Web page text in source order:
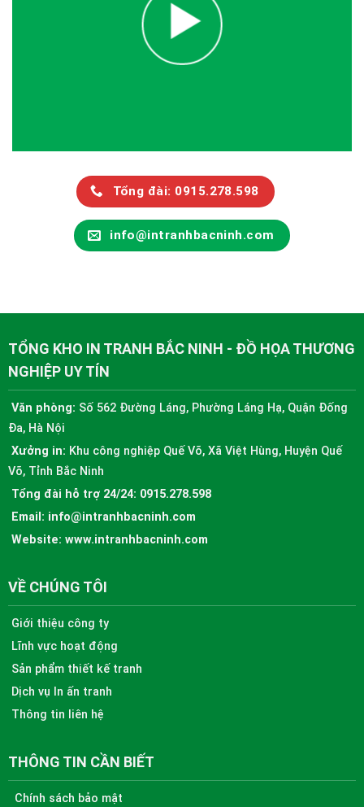
Tổng đài: 0915.278.598
info@intranhbacninh.com
TỔNG KHO IN TRANH BẮC NINH - ĐỒ HỌA THƯƠNG
NGHIỆP UY TÍN
Văn phòng: Số 562 Đường Láng, Phường Láng Hạ, Quận Đống
Đa, Hà Nội
Xưởng in: Khu công nghiệp Quế Võ, Xã Việt Hùng, Huyện Quế
Võ, Tỉnh Bắc Ninh
Tổng đài hỗ trợ 24/24: 0915.278.598
Email: info@intranhbacninh.com
Website: www.intranhbacninh.com
VỀ CHÚNG TÔI
Giới thiệu công ty
Lĩnh vực hoạt động
Sản phẩm thiết kế tranh
Dịch vụ In ấn tranh
Thông tin liên hệ
THÔNG TIN CẦN BIẾT
Chính sách bảo mật